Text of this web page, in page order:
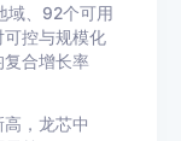
域、92个可用
可控与规模化
复合增长率
，龙芯中